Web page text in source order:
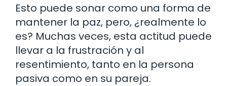
Esto puede sonar como una forma de
mantener la paz, pero, ¿realmente lo
es? Muchas veces, esta actitud puede
llevar a la frustración y al
resentimiento, tanto en la persona
pasiva como en su pareja.